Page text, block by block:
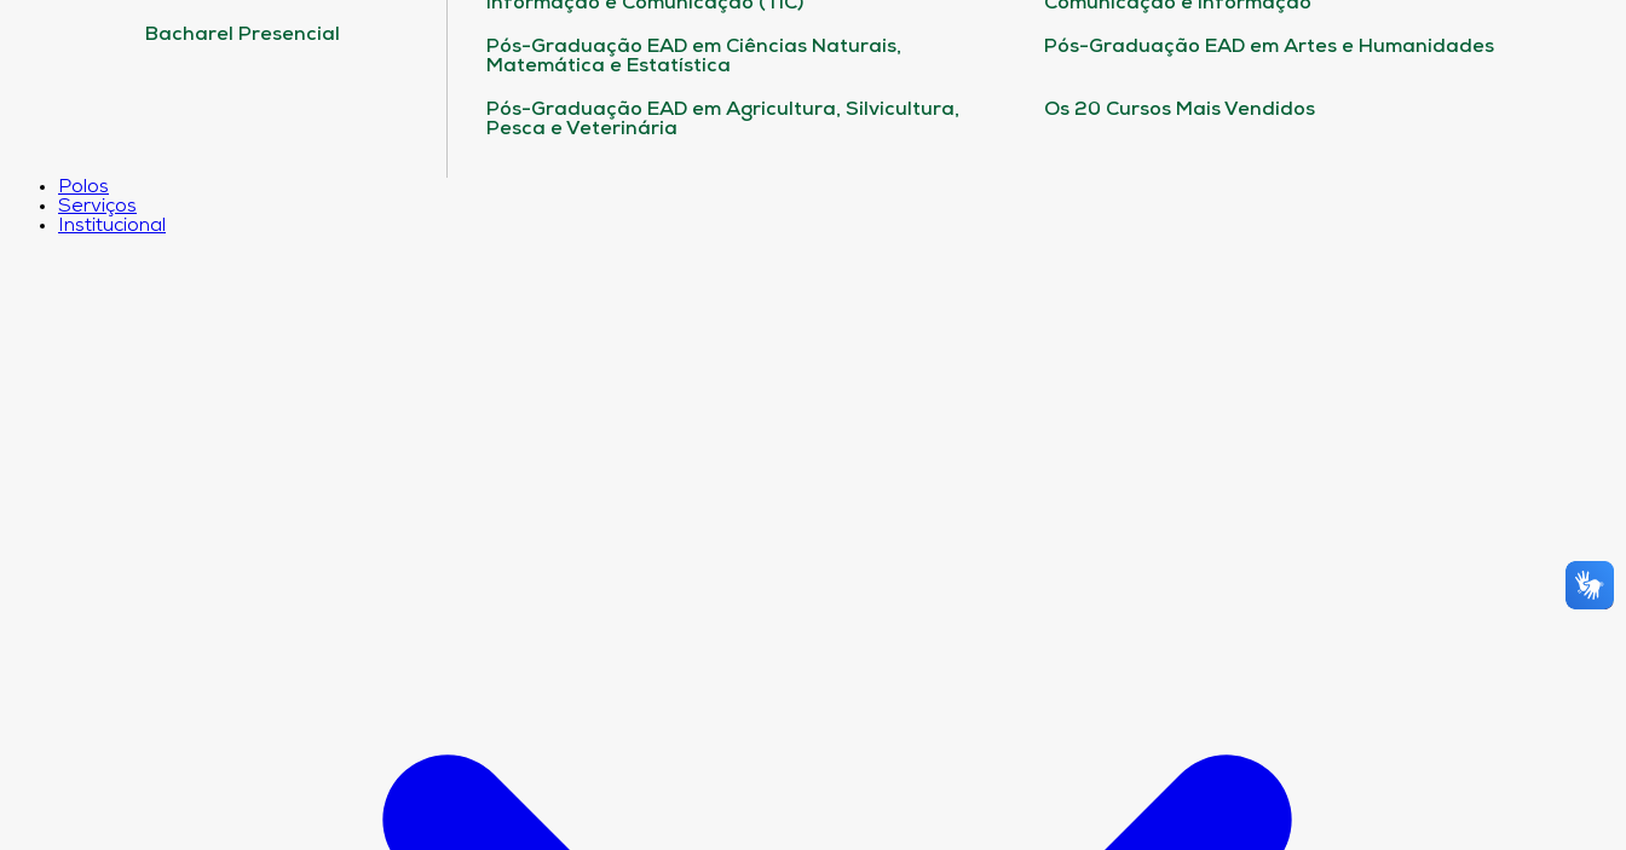
Bacharel Presencial
Pós-Graduação EAD em Ciências Naturais,
Matemática e Estatística
Pós-Graduação EAD em Artes e Humanidades
Pós-Graduação EAD em Agricultura, Silvicultura,
Pesca e Veterinária
Os 20 Cursos Mais Vendidos
Polos
Serviços
Institucional